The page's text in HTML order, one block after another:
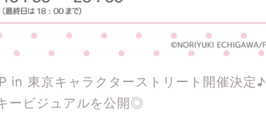
in 東京キャラクターストリート開催決定♪
ービジュアルを公開◎